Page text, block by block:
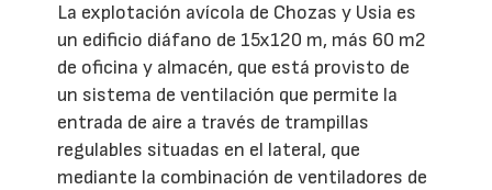
La explotación avícola de Chozas y Usia es
un edificio diáfano de 15x120 m, más 60 m2
de oficina y almacén, que está provisto de
un sistema de ventilación que permite la
entrada de aire a través de trampillas
regulables situadas en el lateral, que
mediante la combinación de ventiladores de